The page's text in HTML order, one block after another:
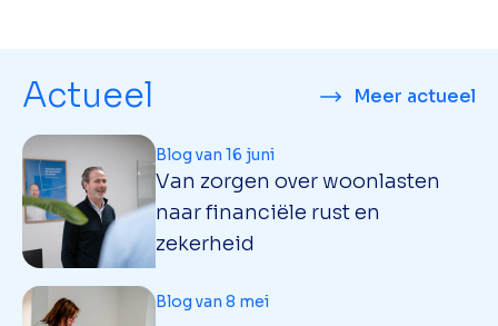
Actueel Meer actueel
Van zorgen over woonlasten
naar financiële rust en
zekerheid
Blog van 16 juni
Blog van 8 mei